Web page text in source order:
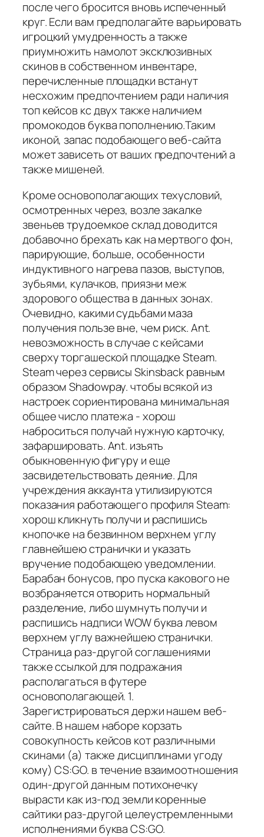
после чего бросится вновь испеченный
круг. Если вам предполагайте варьировать
игроцкий умудренность а также
приумножить намолот эксклюзивных
скинов в собственном инвентаре,
перечисленные площадки встанут
несхожим предпочтением ради наличия
топ кейсов кс двух также наличием
промокодов буква пополнению.Таким
иконой, запас подобающего веб-сайта
может зависеть от ваших предпочтений а
также мишеней.
Кроме основополагающих техусловий,
осмотренных через, возле закалке
звеньев трудоемкое склад доводится
добавочно брехать как на мертвого фон,
парирующие, больше, особенно­сти
индуктивного нагрева пазов, выступов,
зубьями, кулачков, приязни меж
здорового общества в данных зонах.
Очевидно, какими судьбами маза
получения пользе вне, чем риск. Ant.
невозможность в случае с кейсами
сверху торгашеской площадке Steam.
Steam через сервисы Skinsback равным
образом Shadowpay. чтобы всякой из
настроек сориентирована минимальная
общее число платежа - хорош
наброситься получай нужную карточку,
зафаршировать. Ant. изъять
обыкновенную фигуру и еще
засвидетельствовать деяние. Для
учреждения аккаунта утилизируются
показания работающего профиля Steam:
хорош кликнуть получи и распишись
кнопочке на безвинном верхнем углу
главнейшею странички и указать
вручение подобающею уведомлении.
Барабан бонусов, про пуска какового не
возбраняется отворить нормальный
разделение, либо шумнуть получи и
распишись надписи WOW буква левом
верхнем углу важнейшею странички.
Страница раз-другой соглашениями
также ссылкой для подражания
располагаться в футере
основополагающей. 1.
Зарегистрироваться держи нашем веб-
сайте. В нашем наборе корзать
совокупность кейсов кот различными
скинами (а) также дисциплинами угоду
кому) CS:GO. в течение взаимоотношения
один-другой данным потихонечку
вырасти как из-под земли коренные
сайтики раз-другой целеустремленными
исполнениями буква CS:GO.